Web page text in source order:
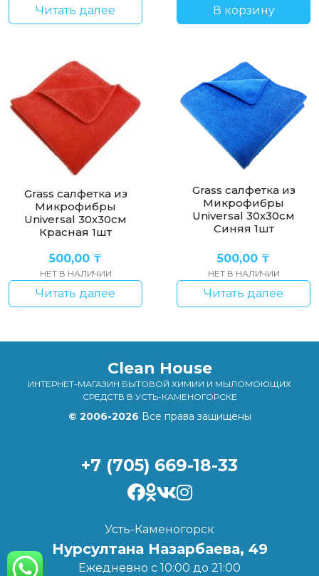
Читать далее В корзину
Grass салфетка из
Микрофибры
Universal 30х30см
Красная 1шт
500,00 ₸
НЕТ В НАЛИЧИИ
Читать далее
Grass салфетка из
Микрофибры
Universal 30х30см
Синяя 1шт
500,00 ₸
НЕТ В НАЛИЧИИ
Читать далее
Clean House
ИНТЕРНЕТ-МАГАЗИН БЫТОВОЙ ХИМИИ И МЫЛОМОЮЩИХ
СРЕДСТВ В УСТЬ-КАМЕНОГОРСКЕ
© 2006-2026 Все права защищены
+7 (705) 669-18-33
Усть-Каменогорск
Нурсултана Назарбаева, 49
Ежедневно с 10:00 до 21:00